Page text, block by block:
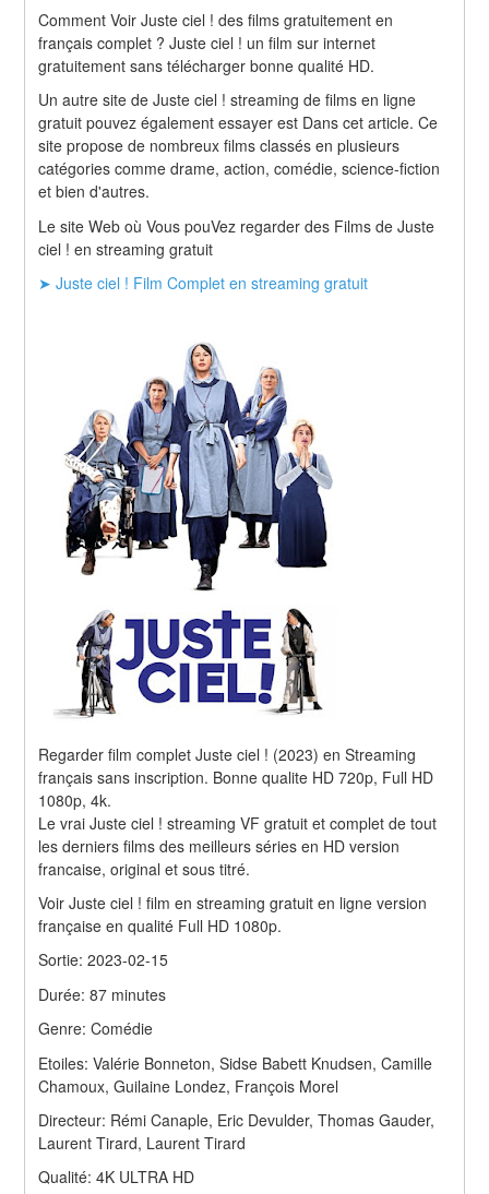
Comment Voir Juste ciel ! des films gratuitement en
français complet ? Juste ciel ! un film sur internet
gratuitement sans télécharger bonne qualité HD.
Un autre site de Juste ciel ! streaming de films en ligne
gratuit pouvez également essayer est Dans cet article. Ce
site propose de nombreux films classés en plusieurs
catégories comme drame, action, comédie, science-fiction
et bien d'autres.
Le site Web où Vous pouVez regarder des Films de Juste
ciel ! en streaming gratuit
➤ Juste ciel ! Film Complet en streaming gratuit
Regarder film complet Juste ciel ! (2023) en Streaming
français sans inscription. Bonne qualite HD 720p, Full HD
1080p, 4k.
Le vrai Juste ciel ! streaming VF gratuit et complet de tout
les derniers films des meilleurs séries en HD version
francaise, original et sous titré.
Voir Juste ciel ! film en streaming gratuit en ligne version
française en qualité Full HD 1080p.
Sortie: 2023-02-15
Durée: 87 minutes
Genre: Comédie
Etoiles: Valérie Bonneton, Sidse Babett Knudsen, Camille
Chamoux, Guilaine Londez, François Morel
Directeur: Rémi Canaple, Eric Devulder, Thomas Gauder,
Laurent Tirard, Laurent Tirard
Qualité: 4K ULTRA HD